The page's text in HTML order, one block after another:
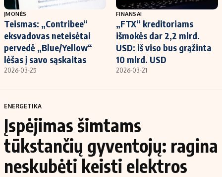
ĮMONĖS
Teismas: „Contribee“
eksvadovas neteisėtai
pervedė „Blue/Yellow“
lėšas į savo sąskaitas
2026-03-25
FINANSAI
„FTX“ kreditoriams
išmokės dar 2,2 mlrd.
USD: iš viso bus grąžinta
10 mlrd. USD
2026-03-21
ENERGETIKA
Įspėjimas šimtams
tūkstančių gyventojų: ragina
neskubėti keisti elektros